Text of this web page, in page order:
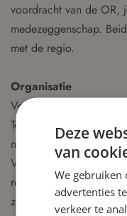
voordracht van de OR,
medezeggenschap.
met de regio.
Organisatie
VoorIeder1 is dé plek
Teylingen en Noordwijk
nodig hebben en er
Vrijwel alles wat met
relaties te maken heeft,
zonder verwijzing, en
Deze
van
We gebruiken
advertenties
verkeer te